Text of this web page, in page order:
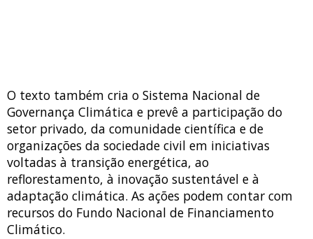
O texto também cria o Sistema Nacional de
Governança Climática e prevê a participação do
setor privado, da comunidade científica e de
organizações da sociedade civil em iniciativas
voltadas à transição energética, ao
reflorestamento, à inovação sustentável e à
adaptação climática. As ações podem contar com
recursos do Fundo Nacional de Financiamento
Climático.